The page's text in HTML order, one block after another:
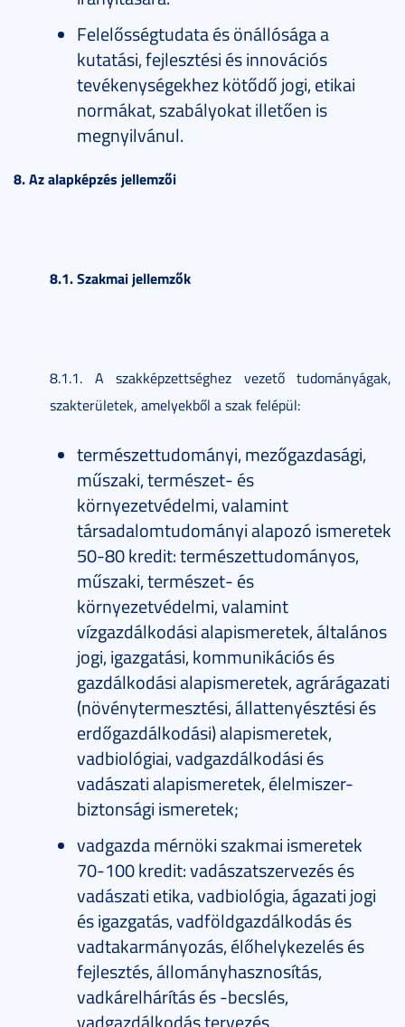
Felelősségtudata és önállósága a
kutatási, fejlesztési és innovációs
tevékenységekhez kötődő jogi, etikai
normákat, szabályokat illetően is
megnyilvánul.
8. Az alapképzés jellemzői
8.1. Szakmai jellemzők
8.1.1. A szakképzettséghez vezető tudományágak,
szakterületek, amelyekből a szak felépül:
természettudományi, mezőgazdasági,
műszaki, természet- és
környezetvédelmi, valamint
társadalomtudományi alapozó ismeretek
50-80 kredit: természettudományos,
műszaki, természet- és
környezetvédelmi, valamint
vízgazdálkodási alapismeretek, általános
jogi, igazgatási, kommunikációs és
gazdálkodási alapismeretek, agrárágazati
(növénytermesztési, állattenyésztési és
erdőgazdálkodási) alapismeretek,
vadbiológiai, vadgazdálkodási és
vadászati alapismeretek, élelmiszer-
biztonsági ismeretek;
vadgazda mérnöki szakmai ismeretek
70-100 kredit: vadászatszervezés és
vadászati etika, vadbiológia, ágazati jogi
és igazgatás, vadföldgazdálkodás és
vadtakarmányozás, élőhelykezelés és
fejlesztés, állományhasznosítás,
vadkárelhárítás és -becslés,
vadgazdálkodás tervezés,